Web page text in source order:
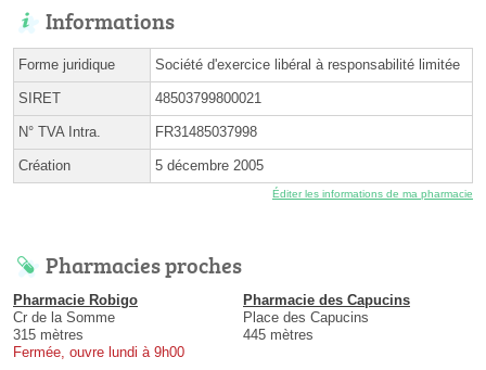
Informations
Forme juridique Société d'exercice libéral à responsabilité limitée
SIRET 48503799800021
N° TVA Intra. FR31485037998
Création 5 décembre 2005
Éditer les informations de ma pharmacie
Pharmacies proches
Pharmacie Robigo
Cr de la Somme
315 mètres
Fermée, ouvre lundi à 9h00
Pharmacie des Capucins
Place des Capucins
445 mètres